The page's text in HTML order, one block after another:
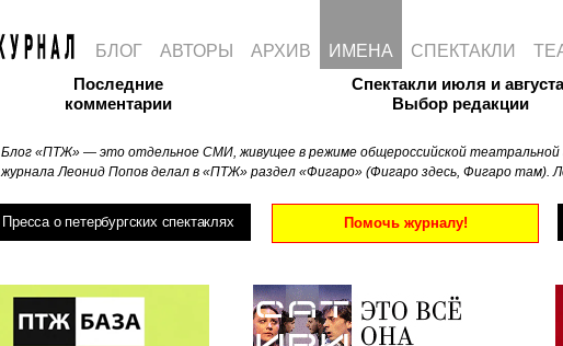
Последние
комментарии
Блог «ПТЖ» — это отдельное СМИ, живущее в режиме общероссийской театральной
журнала Леонид Попов делал в «ПТЖ» раздел «Фигаро» (Фигаро здесь, Фигаро там).
Спектакли июля и
Выбор редакции
Пресса о петербургских спектаклях Помочь журналу!
БЛОГ АВТОРЫ АРХИВ ИМЕНА СПЕКТАКЛИ